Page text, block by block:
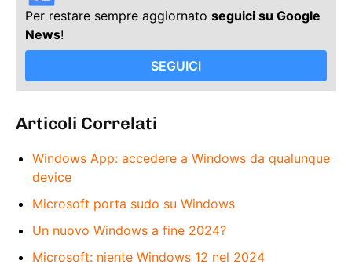
Per restare sempre aggiornato seguici su Google
News!
SEGUICI
Articoli Correlati
Windows App: accedere a Windows da qualunque
device
Microsoft porta sudo su Windows
Un nuovo Windows a fine 2024?
Microsoft: niente Windows 12 nel 2024